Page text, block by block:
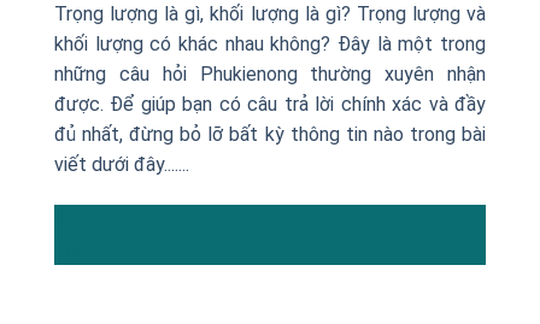
Trọng lượng là gì, khối lượng là gì? Trọng lượng và
khối lượng có khác nhau không? Đây là một trong
những câu hỏi Phukienong thường xuyên nhận
được. Để giúp bạn có câu trả lời chính xác và đầy
đủ nhất, đừng bỏ lỡ bất kỳ thông tin nào trong bài
viết dưới đây.......